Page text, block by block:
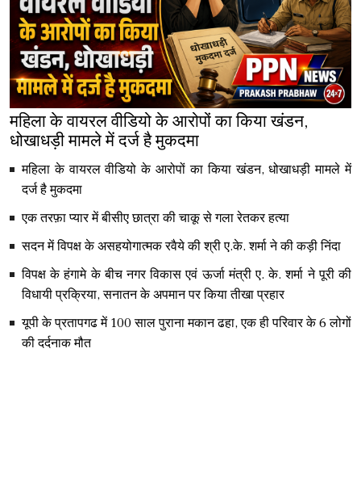
महिला के वायरल वीडियो के आरोपों का किया खंडन,
धोखाधड़ी मामले में दर्ज है मुकदमा
महिला के वायरल वीडियो के आरोपों का किया खंडन, धोखाधड़ी मामले में
दर्ज है मुकदमा
एक तरफ़ा प्यार में बीसीए छात्रा की चाकू से गला रेतकर हत्या
सदन में विपक्ष के असहयोगात्मक रवैये की श्री ए.के. शर्मा ने की कड़ी निंदा
विपक्ष के हंगामे के बीच नगर विकास एवं ऊर्जा मंत्री ए. के. शर्मा ने पूरी की
विधायी प्रक्रिया, सनातन के अपमान पर किया तीखा प्रहार
यूपी के प्रतापगढ में 100 साल पुराना मकान ढहा, एक ही परिवार के 6 लोगों
की दर्दनाक मौत